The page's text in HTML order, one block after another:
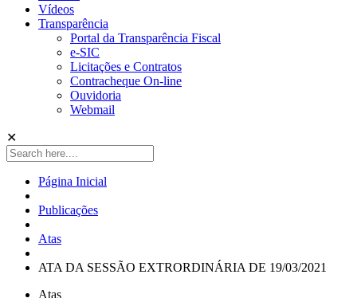
Vídeos
Transparência
Portal da Transparência Fiscal
e-SIC
Licitações e Contratos
Contracheque On-line
Ouvidoria
Webmail
✕
Página Inicial
Publicações
Atas
ATA DA SESSÃO EXTRORDINÁRIA DE 19/03/2021
Atas